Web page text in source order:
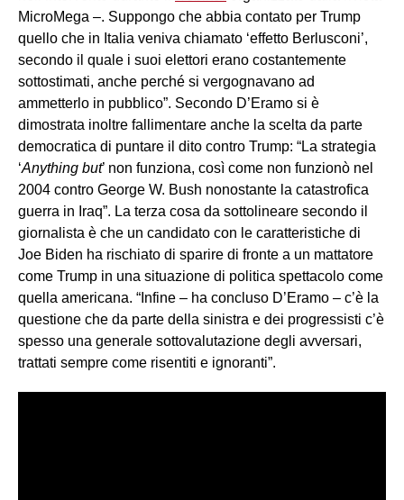
MicroMega –. Suppongo che abbia contato per Trump
quello che in Italia veniva chiamato ‘effetto Berlusconi’,
secondo il quale i suoi elettori erano costantemente
sottostimati, anche perché si vergognavano ad
ammetterlo in pubblico”. Secondo D’Eramo si è
dimostrata inoltre fallimentare anche la scelta da parte
democratica di puntare il dito contro Trump: “La strategia
‘Anything but’ non funziona, così come non funzionò nel
2004 contro George W. Bush nonostante la catastrofica
guerra in Iraq”. La terza cosa da sottolineare secondo il
giornalista è che un candidato con le caratteristiche di
Joe Biden ha rischiato di sparire di fronte a un mattatore
come Trump in una situazione di politica spettacolo come
quella americana. “Infine – ha concluso D’Eramo – c’è la
questione che da parte della sinistra e dei progressisti c’è
spesso una generale sottovalutazione degli avversari,
trattati sempre come risentiti e ignoranti”.